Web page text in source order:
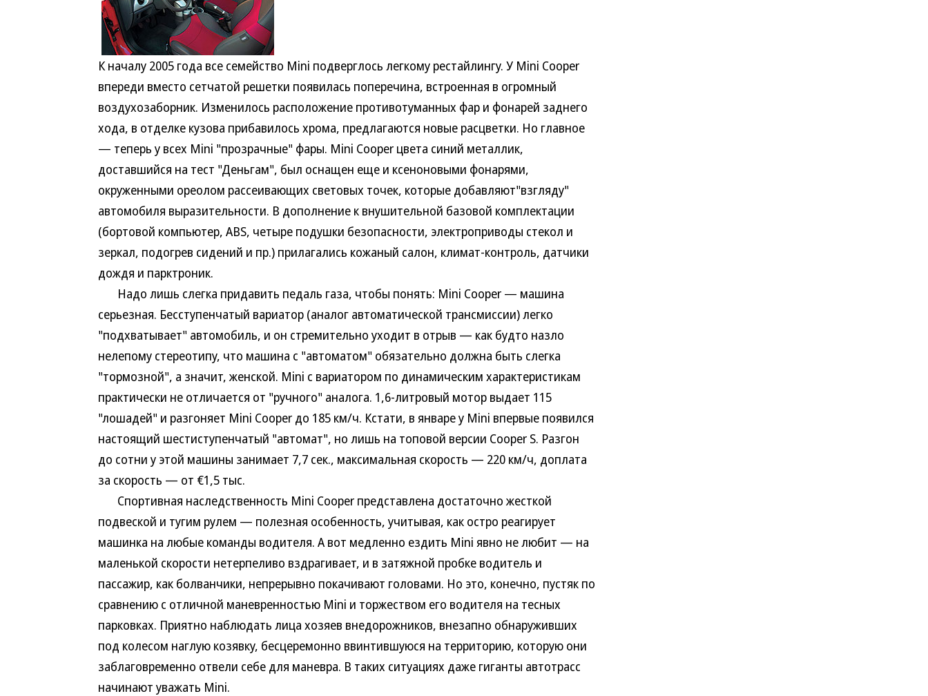
К началу 2005 года все семейство Mini подверглось легкому рестайлингу. У Mini Cooper
впереди вместо сетчатой решетки появилась поперечина, встроенная в огромный
воздухозаборник. Изменилось расположение противотуманных фар и фонарей заднего
хода, в отделке кузова прибавилось хрома, предлагаются новые расцветки. Но главное
— теперь у всех Mini "прозрачные" фары. Mini Cooper цвета синий металлик,
доставшийся на тест "Деньгам", был оснащен еще и ксеноновыми фонарями,
окруженными ореолом рассеивающих световых точек, которые добавляют"взгляду"
автомобиля выразительности. В дополнение к внушительной базовой комплектации
(бортовой компьютер, ABS, четыре подушки безопасности, электроприводы стекол и
зеркал, подогрев сидений и пр.) прилагались кожаный салон, климат-контроль, датчики
дождя и парктроник.
Надо лишь слегка придавить педаль газа, чтобы понять: Mini Cooper — машина
серьезная. Бесступенчатый вариатор (аналог автоматической трансмиссии) легко
"подхватывает" автомобиль, и он стремительно уходит в отрыв — как будто назло
нелепому стереотипу, что машина с "автоматом" обязательно должна быть слегка
"тормозной", а значит, женской. Mini с вариатором по динамическим характеристикам
практически не отличается от "ручного" аналога. 1,6-литровый мотор выдает 115
"лошадей" и разгоняет Mini Cooper до 185 км/ч. Кстати, в январе у Mini впервые появился
настоящий шестиступенчатый "автомат", но лишь на топовой версии Cooper S. Разгон
до сотни у этой машины занимает 7,7 сек., максимальная скорость — 220 км/ч, доплата
за скорость — от €1,5 тыс.
Спортивная наследственность Mini Cooper представлена достаточно жесткой
подвеской и тугим рулем — полезная особенность, учитывая, как остро реагирует
машинка на любые команды водителя. А вот медленно ездить Mini явно не любит — на
маленькой скорости нетерпеливо вздрагивает, и в затяжной пробке водитель и
пассажир, как болванчики, непрерывно покачивают головами. Но это, конечно, пустяк по
сравнению с отличной маневренностью Mini и торжеством его водителя на тесных
парковках. Приятно наблюдать лица хозяев внедорожников, внезапно обнаруживших
под колесом наглую козявку, бесцеремонно ввинтившуюся на территорию, которую они
заблаговременно отвели себе для маневра. В таких ситуациях даже гиганты автотрасс
начинают уважать Mini.